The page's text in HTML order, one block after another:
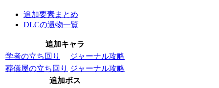
追加要素まとめ
DLCの遺物一覧
追加キャラ
学者の立ち回り
ジャーナル攻略
葬儀屋の立ち回り ジャーナル攻略
追加ボス